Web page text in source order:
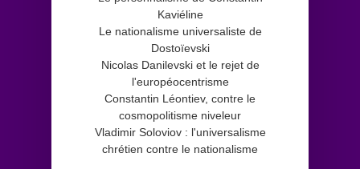
Kaviéline
Le nationalisme universaliste de
Dostoïevski
Nicolas Danilevski et le rejet de
l'européocentrisme
Constantin Léontiev, contre le
cosmopolitisme niveleur
Vladimir Soloviov : l'universalisme
chrétien contre le nationalisme